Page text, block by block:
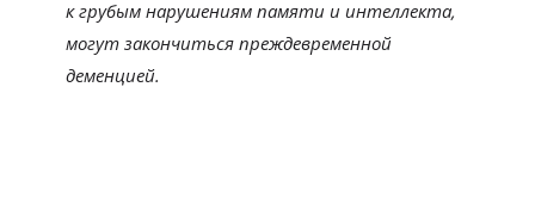
к грубым нарушениям памяти и интеллекта,
могут закончиться преждевременной
деменцией.